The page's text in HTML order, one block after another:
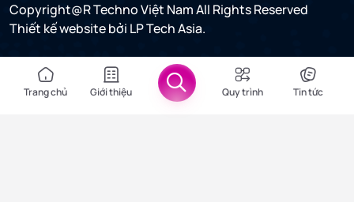
Copyright@R Techno Việt Nam All Rights Reserved
Thiết kế websitebởi LP Tech Asia.
Trang chủ Giới thiệu Quy trình Tin tức